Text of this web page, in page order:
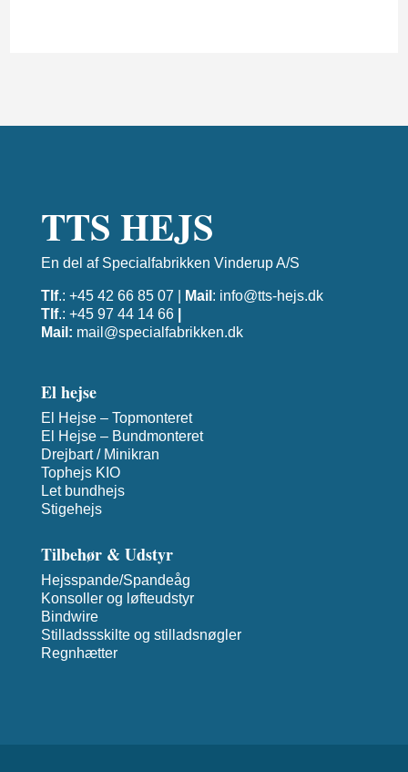
TTS HEJS
En del af Specialfabrikken Vinderup A/S
Tlf.: +45 42 66 85 07 | Mail : info@tts-hejs.dk
Tlf.: +45 97 44 14 66
Mail: mail@specialfabrikken.dk
El hejse
El Hejse – Topmonteret
El Hejse – Bundmonteret
Drejbart / Minikran
Tophejs KIO
Let bundhejs
Stigehejs
Tilbehør & Udstyr
Hejsspande/Spandeåg
Konsoller og løfteudstyr
Bindwire
Stilladssskilte og stilladsnøgler
Regnhætter